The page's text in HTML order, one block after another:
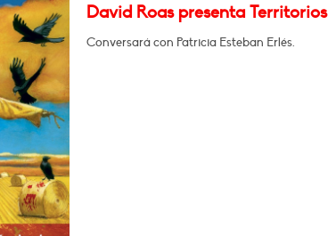
David Roas presenta Territorios
Conversará con Patricia Esteban Erlés.